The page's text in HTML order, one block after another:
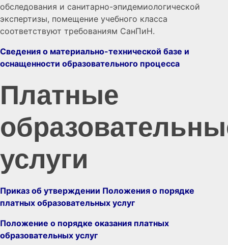
обследования и санитарно-эпидемиологической
экспертизы, помещение учебного класса
соответствуют требованиям СанПиН.
Сведения о материально-технической базе и
оснащенности образовательного процесса
Платные
услуги
Приказ об утверждении Положения о порядке
платных образовательных услуг
Положение о порядке оказания платных
образовательных услуг